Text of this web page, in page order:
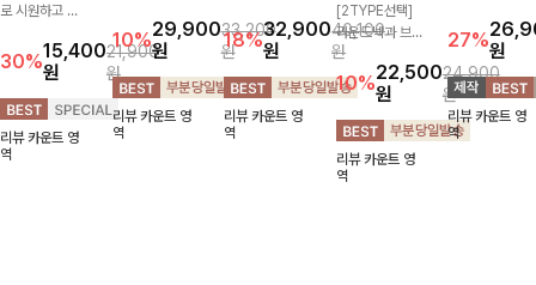
로 시원하고 쾌
좋은 나시 니트
🌿 깔끔한 스퀘
어넥 디자인이
쇄골 라인을 더
욱 여리하고 여
성스럽게 연출해
30%15,400
원
21,900
원
리뷰 카운트 영
역
만나 하나만 입
어도 완성도 높
은 스타일링을
연출해드려요 부
담 없이 즐기기
좋은 데일리 니
10%29,900
원
33,200
원
리뷰 카운트 영
역
패턴이 어우러져
포인트 있게 즐
기기 좋은 가디
건 🤍 가볍게 걸
쳐주기만 해도
스타일리시한 무
18%32,900
원
40,100
원
리뷰 카운트 영
역
[2TYPE선택]
라운드넥과 브이
넥 두 가지 디자
인으로 취향에
맞게 선택 가능
한 베이직 니트
🤍 깔끔한 실루
엣과 부드러운
착용감으로 단독
10%22,500
원
24,900
원
리뷰 카운트 영
역
으로 세련됨이
묻어나는 니트:)
시원쫀쫀함 가
득, 여성스러운
룩을 완성해봐요
♡
27%원
리뷰 카운트 영
역